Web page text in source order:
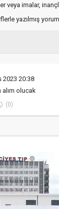
veya imalar,
yazılmış
2023 20:38
alım olucak
(0)